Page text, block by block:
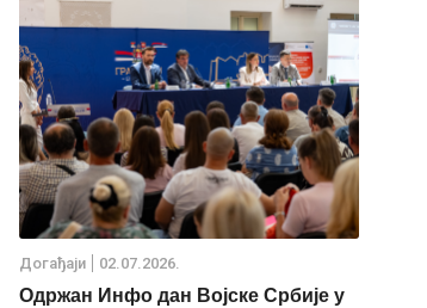
Дoгађаjи 02.07.2026.
Одржан Инфо дан Војске Србије у